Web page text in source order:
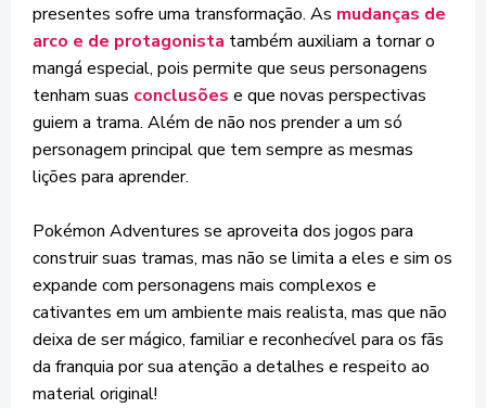
presentes sofre uma transformação. As mudanças de
arco e de protagonista também auxiliam a tornar o
mangá especial, pois permite que seus personagens
tenham suas conclusões e que novas perspectivas
guiem a trama. Além de não nos prender a um só
personagem principal que tem sempre as mesmas
lições para aprender.
Pokémon Adventures se aproveita dos jogos para
construir suas tramas, mas não se limita a eles e sim os
expande com personagens mais complexos e
cativantes em um ambiente mais realista, mas que não
deixa de ser mágico, familiar e reconhecível para os fãs
da franquia por sua atenção a detalhes e respeito ao
material original!